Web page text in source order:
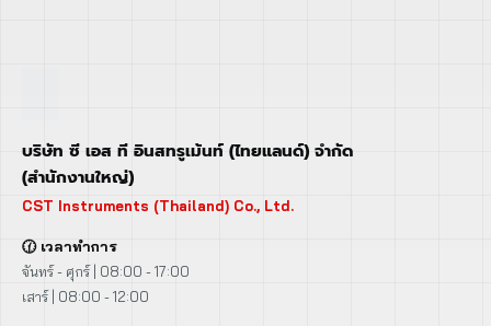
บริษัท ซี เอส ที อินสทรูเม้นท์ (ไทยแลนด์) จำกัด
(สำนักงานใหญ่)
CST Instruments (Thailand) Co., Ltd.
🕜 เวลาทำการ
จันทร์ - ศุกร์ | 08:00 - 17:00
เสาร์ | 08:00 - 12:00